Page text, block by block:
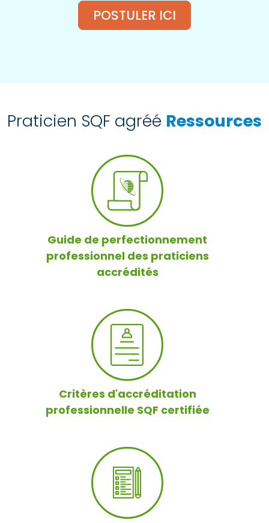
POSTULER ICI
Praticien SQF agréé Ressources
Guide de perfectionnement
professionnel des praticiens
accrédités
Critères d'accréditation
professionnelle SQF certifiée